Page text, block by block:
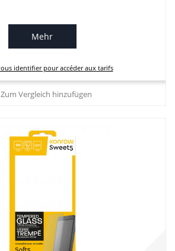
Mehr
identifier pour accéder aux tarifs
Zum Vergleich hinzufügen